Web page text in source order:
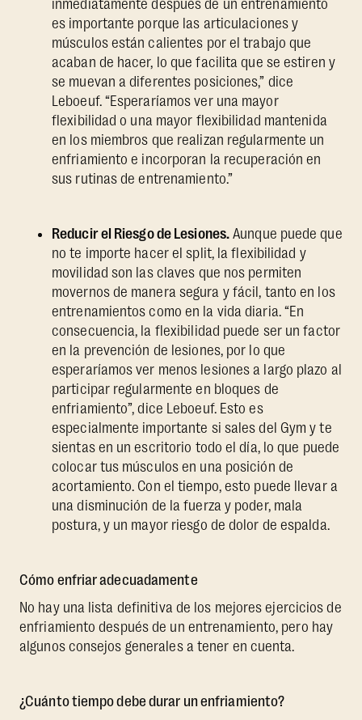
inmediatamente después de un entrenamiento
es importante porque las articulaciones y
músculos están calientes por el trabajo que
acaban de hacer, lo que facilita que se estiren y
se muevan a diferentes posiciones,” dice
Leboeuf. “Esperaríamos ver una mayor
flexibilidad o una mayor flexibilidad mantenida
en los miembros que realizan regularmente un
enfriamiento e incorporan la recuperación en
sus rutinas de entrenamiento.”
Reducir el Riesgo de Lesiones. Aunque puede que
no te importe hacer el split, la flexibilidad y
movilidad son las claves que nos permiten
movernos de manera segura y fácil, tanto en los
entrenamientos como en la vida diaria. “En
consecuencia, la flexibilidad puede ser un factor
en la prevención de lesiones, por lo que
esperaríamos ver menos lesiones a largo plazo al
participar regularmente en bloques de
enfriamiento”, dice Leboeuf. Esto es
especialmente importante si sales del Gym y te
sientas en un escritorio todo el día, lo que puede
colocar tus músculos en una posición de
acortamiento. Con el tiempo, esto puede llevar a
una disminución de la fuerza y poder, mala
postura, y un mayor riesgo de dolor de espalda.
Cómo enfriar adecuadamente
No hay una lista definitiva de los mejores ejercicios de
enfriamiento después de un entrenamiento, pero hay
algunos consejos generales a tener en cuenta.
¿Cuánto tiempo debe durar un enfriamiento?